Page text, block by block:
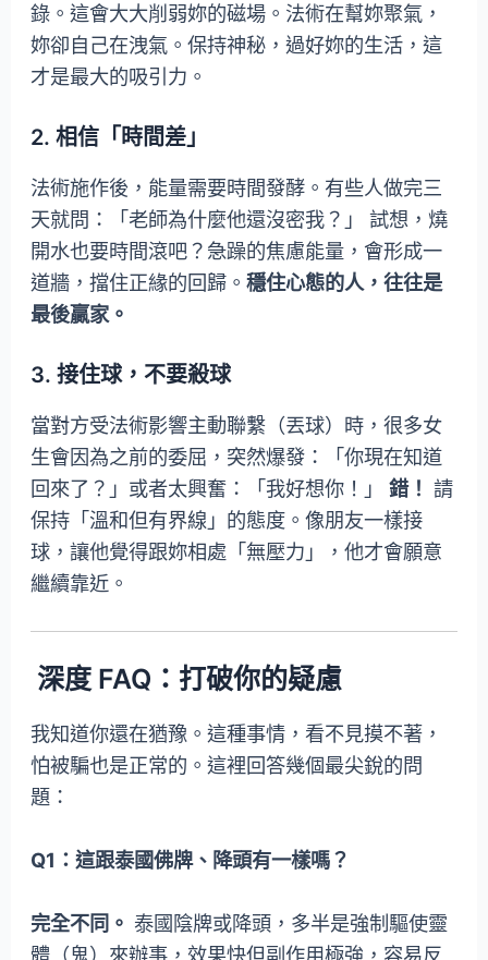
錄。這會大大削弱妳的磁場。法術在幫妳聚氣，
妳卻自己在洩氣。保持神秘，過好妳的生活，這
才是最大的吸引力。
2. 相信「時間差」
法術施作後，能量需要時間發酵。有些人做完三
天就問：「老師為什麼他還沒密我？」 試想，燒
開水也要時間滾吧？急躁的焦慮能量，會形成一
道牆，擋住正緣的回歸。穩住心態的人，往往是
最後贏家。
3. 接住球，不要殺球
當對方受法術影響主動聯繫（丟球）時，很多女
生會因為之前的委屈，突然爆發：「你現在知道
回來了？」或者太興奮：「我好想你！」錯！ 請
保持「溫和但有界線」的態度。像朋友一樣接
球，讓他覺得跟妳相處「無壓力」，他才會願意
繼續靠近。
深度 FAQ：打破你的疑慮
我知道你還在猶豫。這種事情，看不見摸不著，
怕被騙也是正常的。這裡回答幾個最尖銳的問
題：
Q1：這跟泰國佛牌、降頭有一樣嗎？
完全不同。 泰國陰牌或降頭，多半是強制驅使靈
體（鬼）來辦事，效果快但副作用極強，容易反